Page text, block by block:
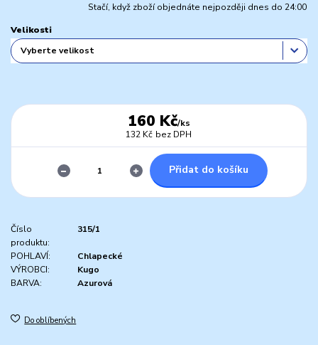
Stačí, když zboží objednáte nejpozději dnes do 24:00
Velikosti
160 Kč/ks
132 Kč bez DPH
Přidat do košíku
Číslo
produktu:
315/1
POHLAVÍ:
Chlapecké
VÝROBCI:
Kugo
BARVA:
Azurová
Do oblíbených